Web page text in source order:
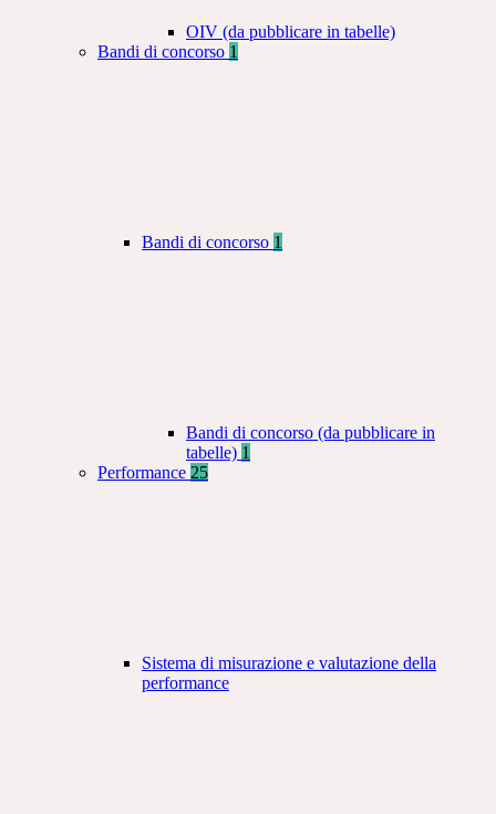
OIV (da pubblicare in tabelle)
Bandi di concorso 1
Bandi di concorso 1
Bandi di concorso (da pubblicare in
tabelle) 1
Performance 25
Sistema di misurazione e valutazione della
performance